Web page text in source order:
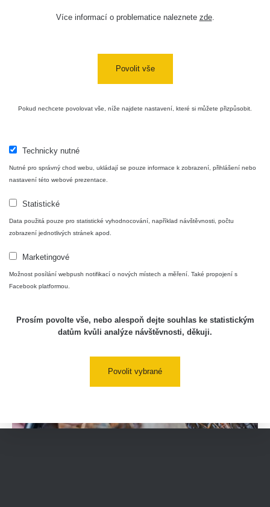
Originální post najdete zde:
Více informací o problematice naleznete zde.
Povolit vše
Pokud nechcete povolovat vše, níže najdete nastavení, které si můžete přizpůsobit.
Technicky nutné
Nutné pro správný chod webu, ukládají se pouze informace k zobrazení, přihlášení nebo
nastavení této webové prezentace.
Statistické
Data použitá pouze pro statistické vyhodnocování, například návštěvnosti, počtu
zobrazení jednotlivých stránek apod.
Marketingové
Možnost posílání webpush notifikací o nových místech a měření. Také propojení s
Facebook platformou.
Prosím povolte vše, nebo alespoň dejte souhlas ke statistickým
datům kvůli analýze návštěvnosti, děkuji.
Povolit vybrané